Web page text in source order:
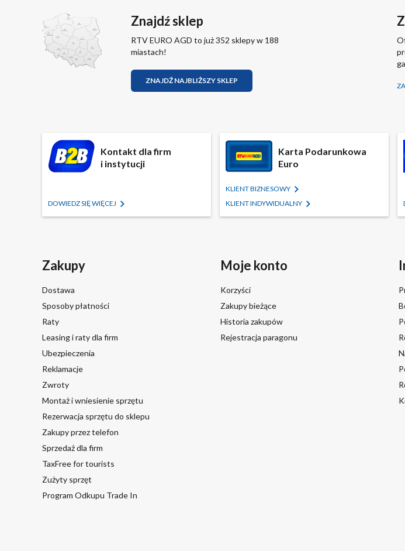
Znajdź sklep
RTV EURO AGD to już 352 sklepy w 188
miastach!
ZNAJDŹ NAJBLIŻSZY SKLEP
Kontakt dla firm
i instytucji
DOWIEDZ SIĘ WIĘCEJ
Karta Podarunkowa
Euro
KLIENT BIZNESOWY
KLIENT INDYWIDUALNY
Zakupy
Dostawa
Sposoby płatności
Raty
Leasing i raty dla firm
Ubezpieczenia
Reklamacje
Zwroty
Montaż i wniesienie sprzętu
Rezerwacja sprzętu do sklepu
Zakupy przez telefon
Sprzedaż dla firm
TaxFree for tourists
Zużyty sprzęt
Program Odkupu Trade In
Moje konto
Korzyści
Zakupy bieżące
Historia zakupów
Rejestracja paragonu